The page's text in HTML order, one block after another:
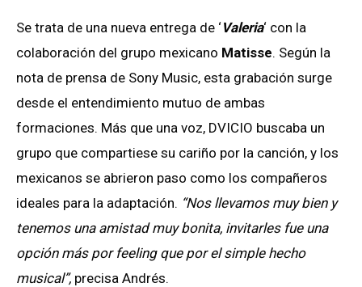
Se trata de una nueva entrega de ‘Valeria‘ con la
colaboración del grupo mexicano Matisse. Según la
nota de prensa de Sony Music, esta grabación surge
desde el entendimiento mutuo de ambas
formaciones. Más que una voz, DVICIO buscaba un
grupo que compartiese su cariño por la canción, y los
mexicanos se abrieron paso como los compañeros
ideales para la adaptación. “Nos llevamos muy bien y
tenemos una amistad muy bonita, invitarles fue una
opción más por feeling que por el simple hecho
musical”, precisa Andrés.